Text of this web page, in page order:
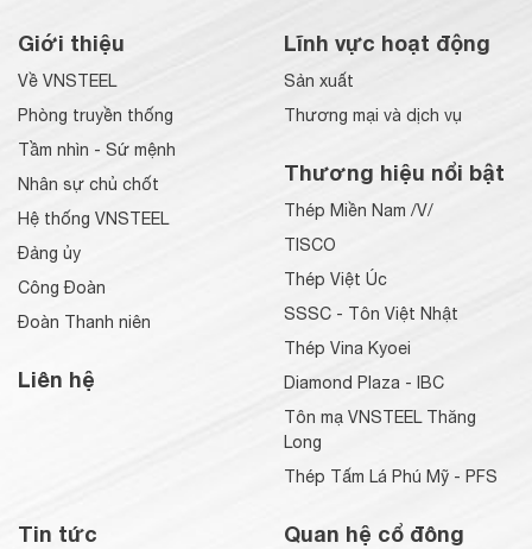
Giới thiệu
Về VNSTEEL
Phòng truyền thống
Tầm nhìn - Sứ mệnh
Nhân sự chủ chốt
Hệ thống VNSTEEL
Đảng ủy
Công Đoàn
Đoàn Thanh niên
Liên hệ
Lĩnh vực hoạt động
Sản xuất
Thương mại và dịch vụ
Thương hiệu nổi bật
Thép Miền Nam /V/
TISCO
Thép Việt Úc
SSSC - Tôn Việt Nhật
Thép Vina Kyoei
Diamond Plaza - IBC
Tôn mạ VNSTEEL Thăng
Long
Thép Tấm Lá Phú Mỹ - PFS
Tin tức Quan hệ cổ đông